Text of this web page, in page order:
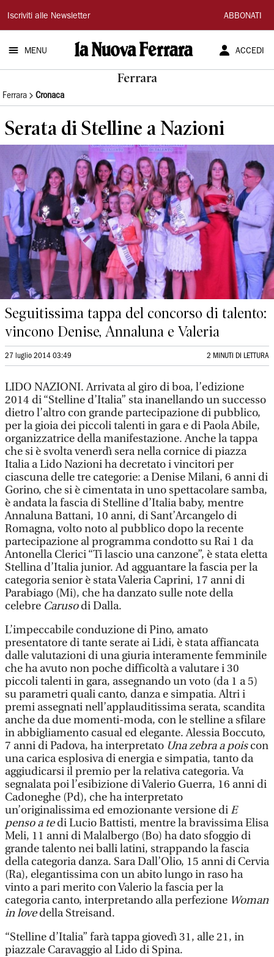
La
Nuova
Ferrara
Iscriviti alle Newsletter ABBONATI
MENU ACCEDI
Ferrara
Ferrara Cronaca
Serata di Stelline a Nazioni
Seguitissima tappa del concorso di talento:
vincono Denise, Annaluna e Valeria
27 luglio 2014 03:49 2 MINUTI DI LETTURA
LIDO NAZIONI. Arrivata al giro di boa, l’edizione
2014 di “Stelline d’Italia” sta inanellando un successo
dietro l’altro con grande partecipazione di pubblico,
per la gioia dei piccoli talenti in gara e di Paola Abile,
organizzatrice della manifestazione. Anche la tappa
che si è svolta venerdì sera nella cornice di piazza
Italia a Lido Nazioni ha decretato i vincitori per
ciascuna delle tre categorie: a Denise Milani, 6 anni di
Gorino, che si è cimentata in uno spettacolare samba,
è andata la fascia di Stelline d’Italia baby, mentre
Annaluna Battani, 10 anni, di Sant’Arcangelo di
Romagna, volto noto al pubblico dopo la recente
partecipazione al programma condotto su Rai 1 da
Antonella Clerici “Ti lascio una canzone”, è stata eletta
Stellina d’Italia junior. Ad agguantare la fascia per la
categoria senior è stata Valeria Caprini, 17 anni di
Parabiago (Mi), che ha danzato sulle note della
celebre Carusodi Dalla.
L’impeccabile conduzione di Pino, amato
presentatore di tante serate ai Lidi, è stata affiancata
dalle valutazioni di una giuria interamente femminile
che ha avuto non poche difficoltà a valutare i 30
piccoli talenti in gara, assegnando un voto (da 1 a 5)
su parametri quali canto, danza e simpatia. Altri i
premi assegnati nell’applauditissima serata, scandita
anche da due momenti-moda, con le stelline a sfilare
in abbigliamento casual ed elegante. Alessia Boccuto,
7 anni di Padova, ha interpretato Una zebra a poiscon
una carica esplosiva di energia e simpatia, tanto da
aggiudicarsi il premio per la relativa categoria. Va
segnalata poi l’esibizione di Valerio Guerra, 16 anni di
Cadoneghe (Pd), che ha interpretato
un’originalissima ed emozionante versione diE
penso a tedi Lucio Battisti, mentre la bravissima Elisa
Meli, 11 anni di Malalbergo (Bo) ha dato sfoggio di
grande talento nei balli latini, strappando la fascia
della categoria danza. Sara Dall’Olio, 15 anni di Cervia
(Ra), elegantissima con un abito lungo in raso ha
vinto a pari merito con Valerio la fascia per la
categoria canto, interpretando alla perfezione Woman
in lovedella Streisand.
“Stelline d’Italia” farà tappa giovedì 31, alle 21, in
piazzale Caravaggio al Lido di Spina.